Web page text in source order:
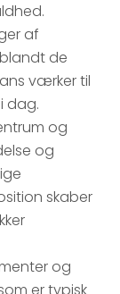
af
de
værker til
dag.
og
og
skaber
og